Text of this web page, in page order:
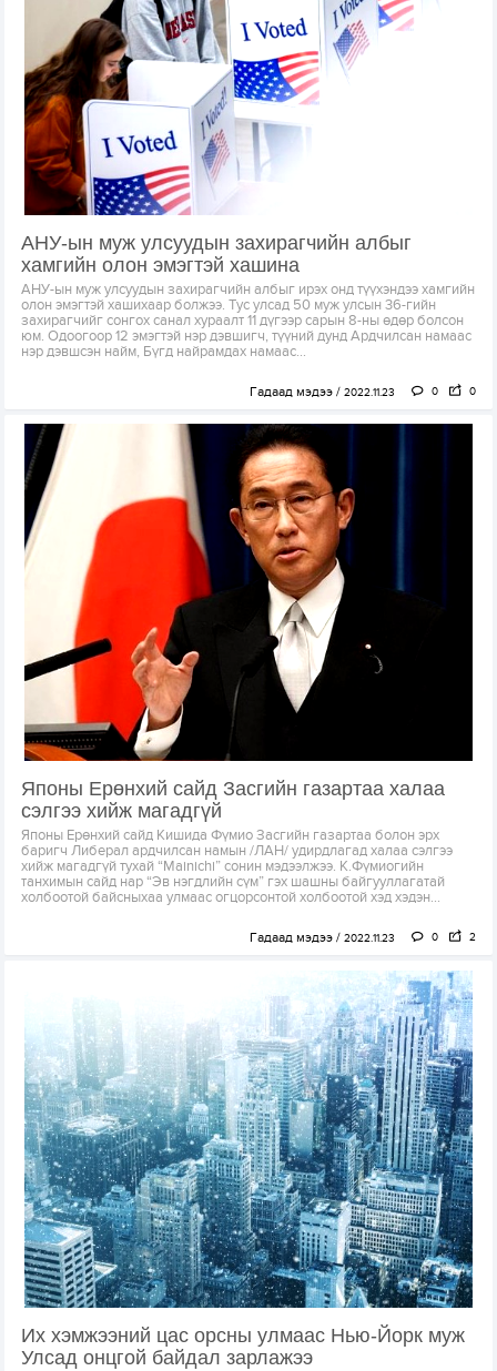
АНУ-ын муж улсуудын захирагчийн албыг
хамгийн олон эмэгтэй хашина
АНУ-ын муж улсуудын захирагчийн албыг ирэх онд түүхэндээ хамгийн
олон эмэгтэй хашихаар болжээ. Тус улсад 50 муж улсын 36-гийн
захирагчийг сонгох санал хураалт 11 дүгээр сарын 8-ны өдөр болсон
юм. Одоогоор 12 эмэгтэй нэр дэвшигч, түүний дунд Ардчилсан намаас
нэр дэвшсэн найм, Бүгд найрамдах намаас...
Гадаад мэдээ 2022.11.23 0 0
Японы Ерөнхий сайд Засгийн газартаа халаа
сэлгээ хийж магадгүй
Японы Ерөнхий сайд Кишида Фүмио Засгийн газартаа болон эрх
баригч Либерал ардчилсан намын /ЛАН/ удирдлагад халаа сэлгээ
хийж магадгүй тухай “Mainichi” сонин мэдээлжээ. К.Фүмиогийн
танхимын сайд нар “Эв нэгдлийн сүм” гэх шашны байгууллагатай
холбоотой байсныхаа улмаас огцорсонтой холбоотой хэд хэдэн...
Гадаад мэдээ 2022.11.23 0 2
Их хэмжээний цас орсны улмаас Нью-Йорк муж
Улсад онцгой байдал зарлажээ